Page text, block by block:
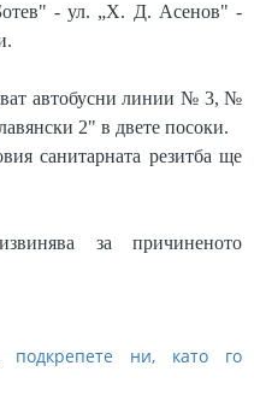
- ул. „Х. Д. Асенов" -
автобусни линии № 3, №
2" в двете посоки.
санитарната резитба ще
за причиненото
подкрепете ни, като го